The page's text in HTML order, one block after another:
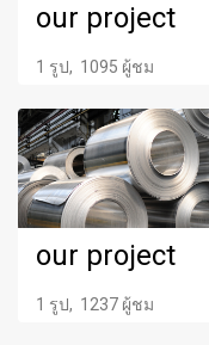
our project
1 รูป, 1095 ผู้ชม
our project
1 รูป, 1237 ผู้ชม